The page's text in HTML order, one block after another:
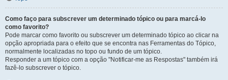
Como faço para subscrever um determinado tópico ou para marcá-lo
como favorito?
Pode marcar como favorito ou subscrever um determinado tópico ao clicar na
opção apropriada para o efeito que se encontra nas Ferramentas do Tópico,
normalmente localizadas no topo ou fundo de um tópico.
Responder a um tópico com a opção "Notificar-me as Respostas" também irá
fazê-lo subscrever o tópico.